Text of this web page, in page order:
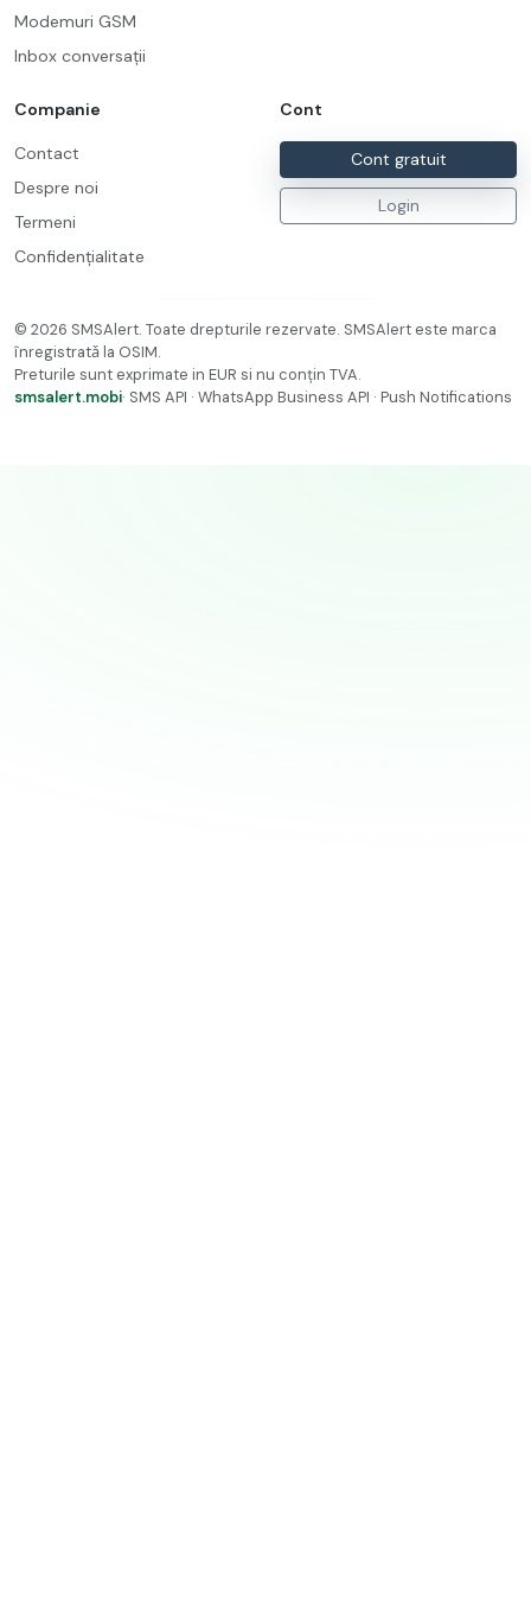
Modemuri GSM
Inbox conversații
Companie
Contact
Despre noi
Termeni
Confidențialitate
Cont
Cont gratuit
Login
© 2026 SMSAlert. Toate drepturile rezervate. SMSAlert este marca
înregistratǎ la OSIM.
Preturile sunt exprimate in EUR si nu conțin TVA.
smsalert.mobi· SMS API · WhatsApp Business API · Push Notifications